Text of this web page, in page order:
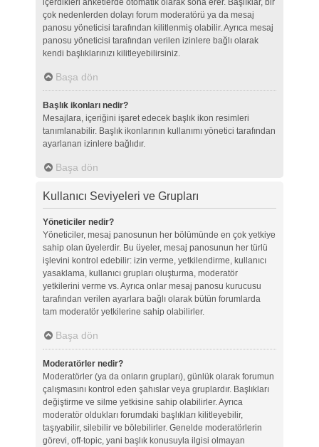
içerdikleri anketlerde otomatik olarak sona erer. Başlıklar, bir
çok nedenlerden dolayı forum moderatörü ya da mesaj
panosu yöneticisi tarafından kilitlenmiş olabilir. Ayrıca mesaj
panosu yöneticisi tarafından verilen izinlere bağlı olarak
kendi başlıklarınızı kilitleyebilirsiniz.
Başa dön
Başlık ikonları nedir?
Mesajlara, içeriğini işaret edecek başlık ikon resimleri
tanımlanabilir. Başlık ikonlarının kullanımı yönetici tarafından
ayarlanan izinlere bağlıdır.
Başa dön
Kullanıcı Seviyeleri ve Grupları
Yöneticiler nedir?
Yöneticiler, mesaj panosunun her bölümünde en çok yetkiye
sahip olan üyelerdir. Bu üyeler, mesaj panosunun her türlü
işlevini kontrol edebilir: izin verme, yetkilendirme, kullanıcı
yasaklama, kullanıcı grupları oluşturma, moderatör
yetkilerini verme vs. Ayrıca onlar mesaj panosu kurucusu
tarafından verilen ayarlara bağlı olarak bütün forumlarda
tam moderatör yetkilerine sahip olabilirler.
Başa dön
Moderatörler nedir?
Moderatörler (ya da onların grupları), günlük olarak forumun
çalışmasını kontrol eden şahıslar veya gruplardır. Başlıkları
değiştirme ve silme yetkisine sahip olabilirler. Ayrıca
moderatör oldukları forumdaki başlıkları kilitleyebilir,
taşıyabilir, silebilir ve bölebilirler. Genelde moderatörlerin
görevi, off-topic, yani başlık konusuyla ilgisi olmayan